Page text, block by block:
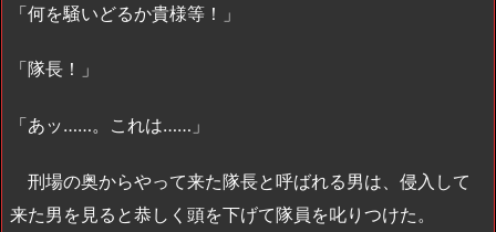
「何を騒いどるか貴様等！」
「隊長！」
「あッ……。これは……」
刑場の奥からやって来た隊長と呼ばれる男は、侵入して
来た男を見ると恭しく頭を下げて隊員を叱りつけた。